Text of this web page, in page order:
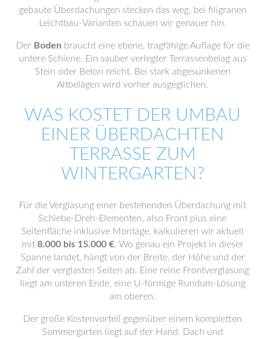
gebaute Überdachungen stecken das weg, bei filigranen
Leichtbau-Varianten schauen wir genauer hin.
Der Boden braucht eine ebene, tragfähige Auflage für die
untere Schiene. Ein sauber verlegter Terrassenbelag aus
Stein oder Beton reicht. Bei stark abgesunkenen
Altbelägen wird vorher ausgeglichen.
WAS KOSTET DER UMBAU
EINER ÜBERDACHTEN
TERRASSE ZUM
WINTERGARTEN?
Für die Verglasung einer bestehenden Überdachung mit
Schiebe-Dreh-Elementen, also Front plus eine
Seitenfläche inklusive Montage, kalkulieren wir aktuell
mit 8.000 bis 15.000 €. Wo genau ein Projekt in dieser
Spanne landet, hängt von der Breite, der Höhe und der
Zahl der verglasten Seiten ab. Eine reine Frontverglasung
liegt am unteren Ende, eine U-förmige Rundum-Lösung
am oberen.
Der große Kostenvorteil gegenüber einem kompletten
Sommergarten liegt auf der Hand. Dach und